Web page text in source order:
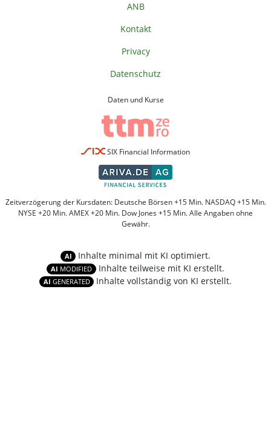
ANB
Kontakt
Privacy
Datenschutz
Daten und Kurse
SIX Financial Information
Zeitverzögerung der Kursdaten: Deutsche Börsen +15 Min. NASDAQ +15 Min.
NYSE +20 Min. AMEX +20 Min. Dow Jones +15 Min. Alle Angaben ohne
Gewähr.
AI Inhalte minimal mit KI optimiert.
AI MODIFIED Inhalte teilweise mit KI erstellt.
AI GENERATED Inhalte vollständig von KI erstellt.